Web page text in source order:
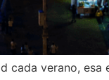
verano,